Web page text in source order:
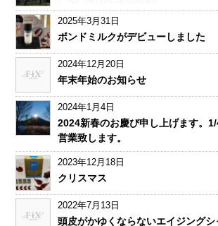
2025年3月31日
ボンドミルクがデビューしました
2024年12月20日
年末年始のお知らせ
2024年1月4日
2024新春のお慶び申し上げます。
営業致します。
2023年12月18日
クリスマス
2022年7月13日
頭皮がかゆくならないエイジングシ